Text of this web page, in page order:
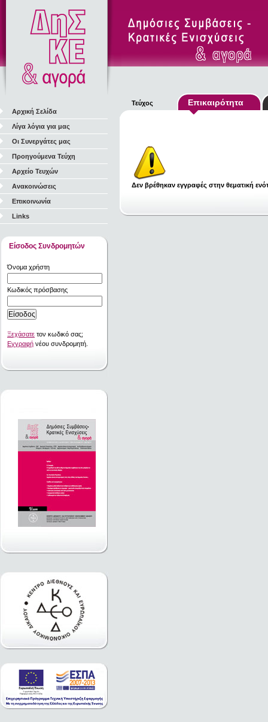
Αρχική Σελίδα
Λίγα λόγια για μας
Οι Συνεργάτες μας
Προηγούμενα Τεύχη
Αρχείο Τευχών
Ανακοινώσεις
Επικοινωνία
Links
Είσοδος Συνδρομητών
Όνομα χρήστη
Κωδικός πρόσβασης
Ξεχάσατε τον κωδικό σας;
Εγγραφή νέου συνδρομητή.
Τεύχος Επικαιρότητα
Δεν βρέθηκαν εγγραφές στην θεματική